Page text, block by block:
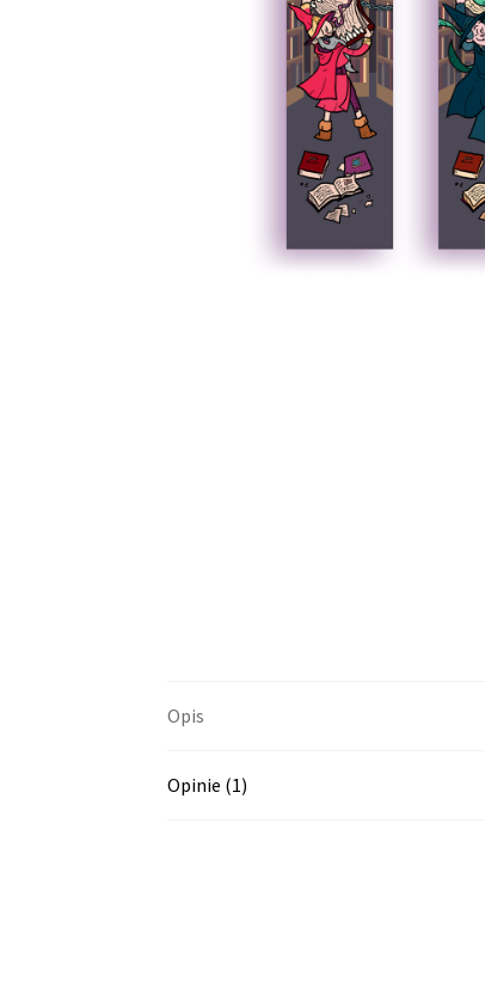
Opis
Opinie (1)